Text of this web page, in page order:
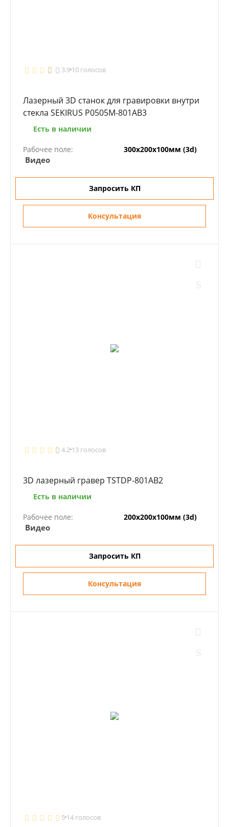
3.9 10 голосов
Лазерный 3D станок для гравировки внутри
стекла SEKIRUS P0505M-801AB3
Есть в наличии
Рабочее поле: 300х200х100мм (3d)
Видео
Запросить КП
Консультация
4.2 13 голосов
3D лазерный гравер TSTDP-801AB2
Есть в наличии
Рабочее поле: 200х200х100мм (3d)
Видео
Запросить КП
Консультация
5 14 голосов